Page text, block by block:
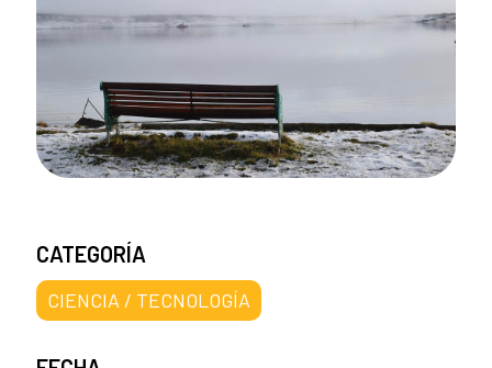
CATEGORÍA
CIENCIA / TECNOLOGÍA